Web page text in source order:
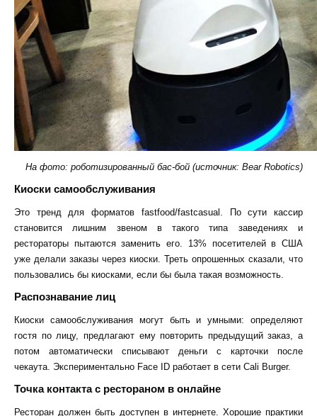
На фото: роботизированный бас-бой (источник: Bear Robotics)
Киоски самообслуживания
Это тренд для форматов fastfood/fastcasual.
По сути кассир
становится лишним звеном в такого типа заведениях и
рестораторы пытаются заменить его. 13% посетителей в США
уже делали заказы через киоски. Треть опрошенных сказали, что
пользовались бы киосками, если бы была такая возможность.
Распознавание лиц
Киоски самообслуживания могут быть и умными: определяют
гостя по лицу, предлагают ему повторить предыдущий заказ, а
потом автоматически списывают деньги с карточки после
чекаута. Экспериментально Face ID работает в сети Cali Burger.
Точка контакта с рестораном в онлайне
Ресторан должен быть доступен в интернете. Хорошие практики